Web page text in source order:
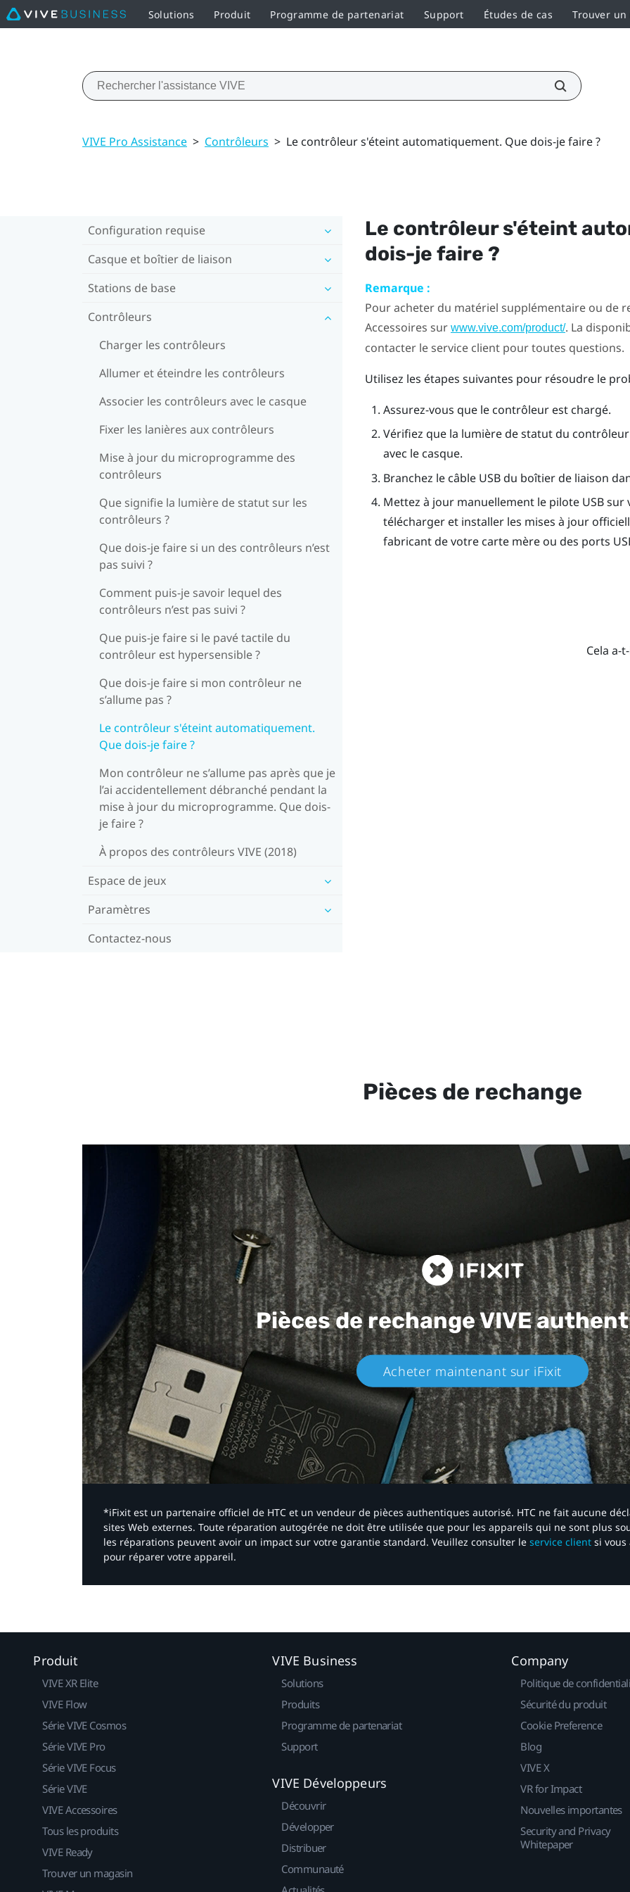
Solutions Produit Programme de partenariat Support Études de cas Trouver
VIVE Pro Assistance > Contrôleurs > Le contrôleur s'éteint automatiquement. Que dois-je faire ?
Configuration requise
Casque et boîtier de liaison
Stations de base
Contrôleurs
Charger les contrôleurs
Allumer et éteindre les contrôleurs
Associer les contrôleurs avec le casque
Fixer les lanières aux contrôleurs
Mise à jour du microprogramme des
contrôleurs
Que signifie la lumière de statut sur les
contrôleurs ?
Que dois-je faire si un des contrôleurs n’est
pas suivi ?
Comment puis-je savoir lequel des
contrôleurs n’est pas suivi ?
Que puis-je faire si le pavé tactile du
contrôleur est hypersensible ?
Que dois-je faire si mon contrôleur ne
s’allume pas ?
Le contrôleur s'éteint automatiquement.
Que dois-je faire ?
Mon contrôleur ne s’allume pas après que je
l’ai accidentellement débranché pendant la
mise à jour du microprogramme. Que dois-
je faire ?
À propos des contrôleurs VIVE (2018)
Espace de jeux
Paramètres
Contactez-nous
Le contrôleur s'éteint
dois-je faire ?
Remarque :
Pour acheter du matériel supplémentaire ou de
Accessoires sur www.vive.com/product/. La
contacter le service client pour toutes questions.
Utilisez les étapes suivantes pour résoudre le
Assurez-vous que le contrôleur est chargé.
Vérifiez que la lumière de statut du
avec le casque.
Branchez le câble USB du boîtier de liaison
Mettez à jour manuellement le pilote USB
télécharger et installer les mises à jour
fabricant de votre carte mère ou des ports
Cela a-
Pièces de rechange
Pièces de rechangeVIVE
Acheter maintenant sur iFixit​
*iFixit est un partenaire officiel de HTC et un vendeur de pièces authentiques autorisé. HTC ne fait aucune
sites Web externes. Toute réparation autogérée ne doit être utilisée que pour les appareils qui ne sont plus
les réparations peuvent avoir un impact sur votre garantie standard. Veuillez consulter le service client si vous
pour réparer votre appareil.​
Produit
VIVE XR Elite
VIVE Flow
Série VIVE Cosmos
Série VIVE Pro
Série VIVE Focus
Série VIVE
VIVE Accessoires
Tous les produits
VIVE Ready
Trouver un magasin
VIVE Business
Solutions
Produits
Programme de partenariat
Support
VIVE Développeurs
Découvrir
Développer
Distribuer
Communauté
Company
Politique de
Sécurité du produit
Cookie Preference
Blog
VIVE X
VR for Impact
Nouvelles importantes
Security and Privacy
Whitepaper